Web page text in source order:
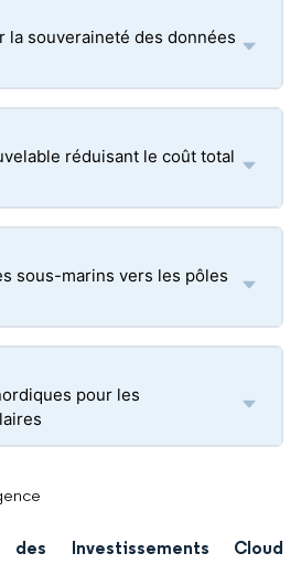
la souveraineté des données
réduisant le coût total
sous-marins vers les pôles
pour les
Investissements Cloud